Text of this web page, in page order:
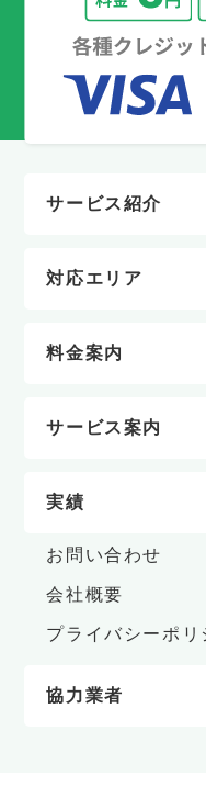
サービス紹介
対応エリア
料金案内
サービス案内
実績
お問い合わせ
会社概要
プライバシーポリ
協力業者